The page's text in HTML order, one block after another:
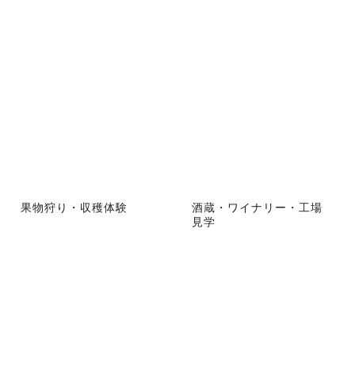
果物狩り・収穫体験
酒蔵・ワイナリー・工場
見学